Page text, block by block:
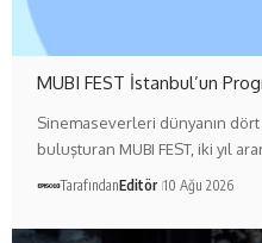
MUBI FEST İstanbul’un
Sinemaseverleri dünyanın dört
buluşturan MUBI FEST, iki yıl
TarafındanEditör 10 Ağu 2026